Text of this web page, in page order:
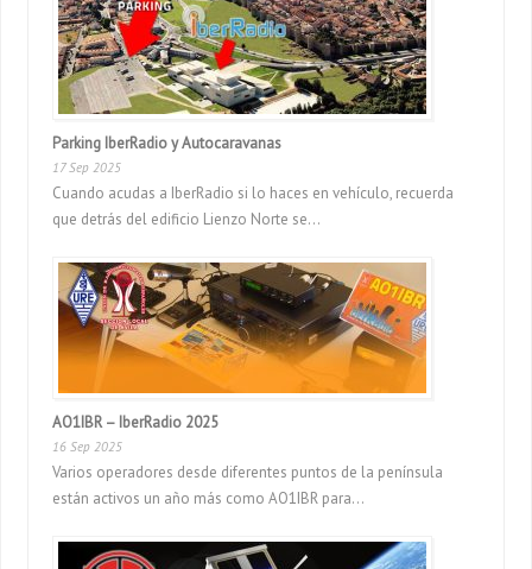
Parking IberRadio y Autocaravanas
17 Sep 2025
Cuando acudas a IberRadio si lo haces en vehículo, recuerda
que detrás del edificio Lienzo Norte se...
AO1IBR – IberRadio 2025
16 Sep 2025
Varios operadores desde diferentes puntos de la península
están activos un año más como AO1IBR para...